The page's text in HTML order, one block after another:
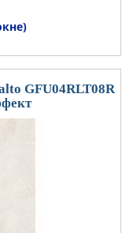
GFU04RLT08R